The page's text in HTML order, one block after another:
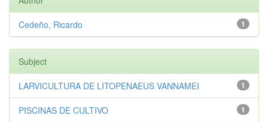
1
Cedeño, Ricardo
Subject
1
LARVICULTURA DE LITOPENAEUS VANNAMEI
1
PISCINAS DE CULTIVO